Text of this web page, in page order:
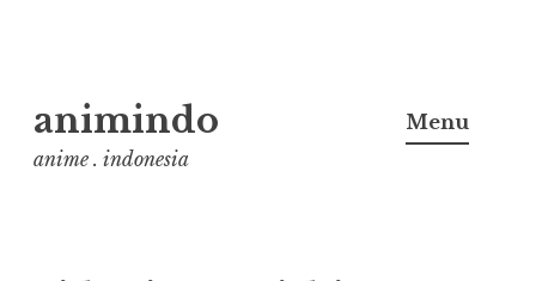
to
content
animindo
anime . indonesia
Menu